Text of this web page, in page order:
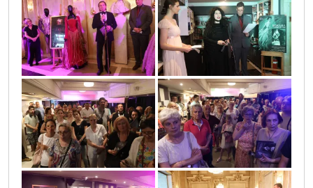
sif_3957 sif_4021
sif_4030 sif_4025